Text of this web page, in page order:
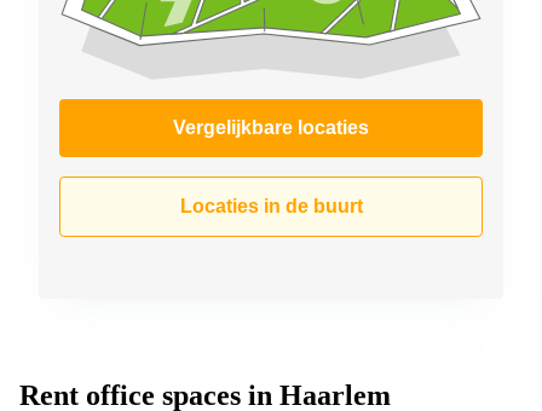
Bedrijfsruimte
Huren in
Vergelijkbare locaties
Locaties in de buurt
Rent office spaces in Haarlem